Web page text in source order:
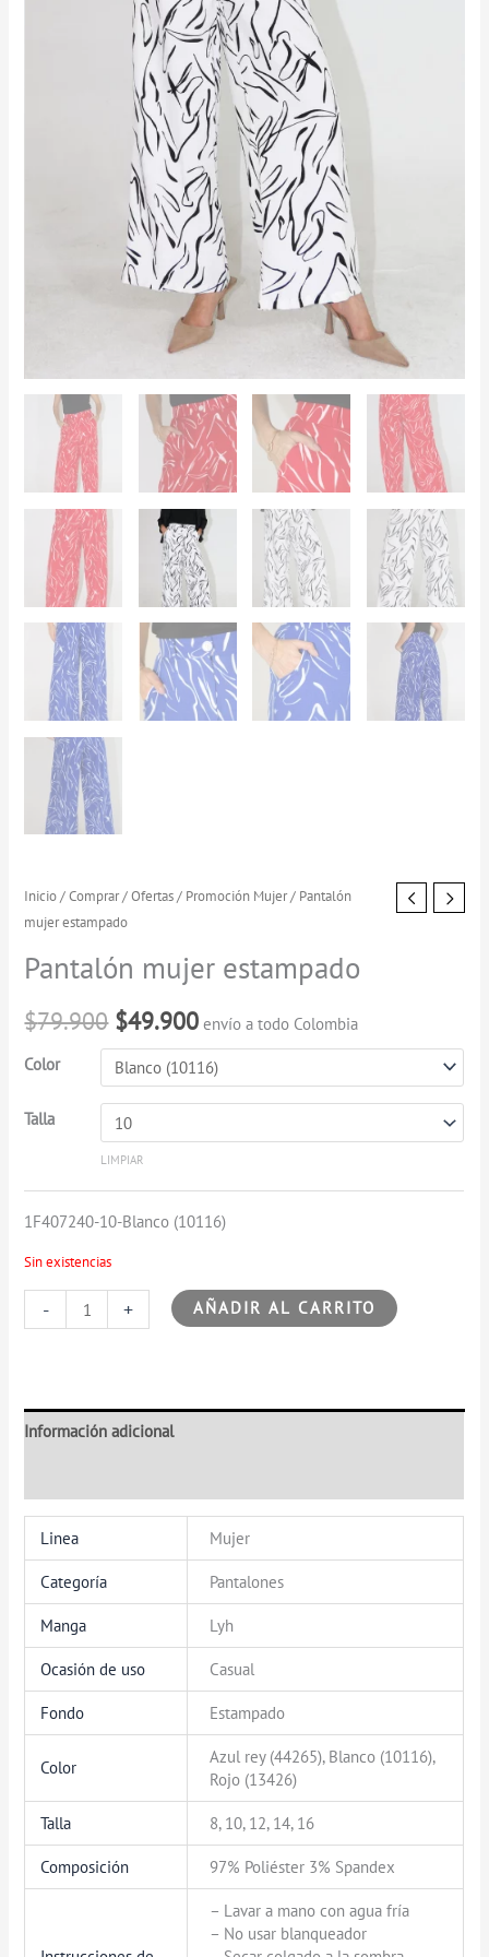
Inicio/Comprar/Ofertas/ Promoción Mujer/ Pantalón
mujer estampado
Pantalón mujer estampado
$79.900
El
original
era:
$79.900.
$49.900
El
es:
$49.900.
envío a todo Colombia
Color
Talla
LIMPIAR
1F407240-10-Blanco (10116)
Sin existencias
-
Pantalón
mujer
estampado
cantidad
+ AÑADIR AL CARRITO
Información adicional
Linea Mujer
Categoría Pantalones
Manga Lyh
Ocasión de uso Casual
Fondo Estampado
Color
Azul rey (44265), Blanco (10116),
Rojo (13426)
Talla 8, 10, 12, 14, 16
Composición 97% Poliéster 3% Spandex
– Lavar a mano con agua fría
– No usar blanqueador